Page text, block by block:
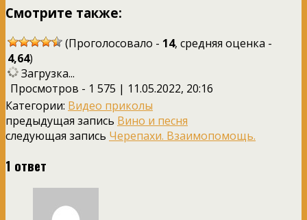
Смотрите также:
(Проголосовало - 14, средняя оценка -
4,64)
Загрузка...
Просмотров - 1 575 | 11.05.2022, 20:16
Категории: Видео приколы
предыдущая запись Вино и песня
следующая запись Черепахи. Взаимопомощь.
1 ответ